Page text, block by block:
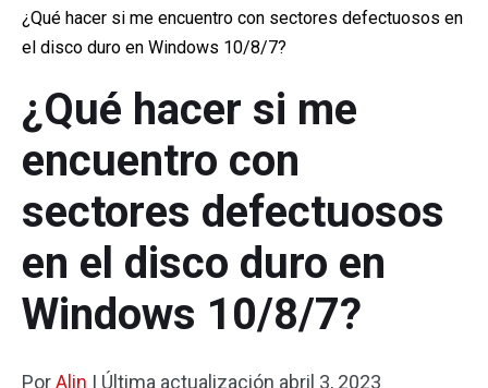
¿Qué hacer si me encuentro con sectores defectuosos en
el disco duro en Windows 10/8/7?
¿Qué hacer si me
encuentro con
sectores defectuosos
en el disco duro en
Windows 10/8/7?
PorAlin | Última actualización abril 3, 2023